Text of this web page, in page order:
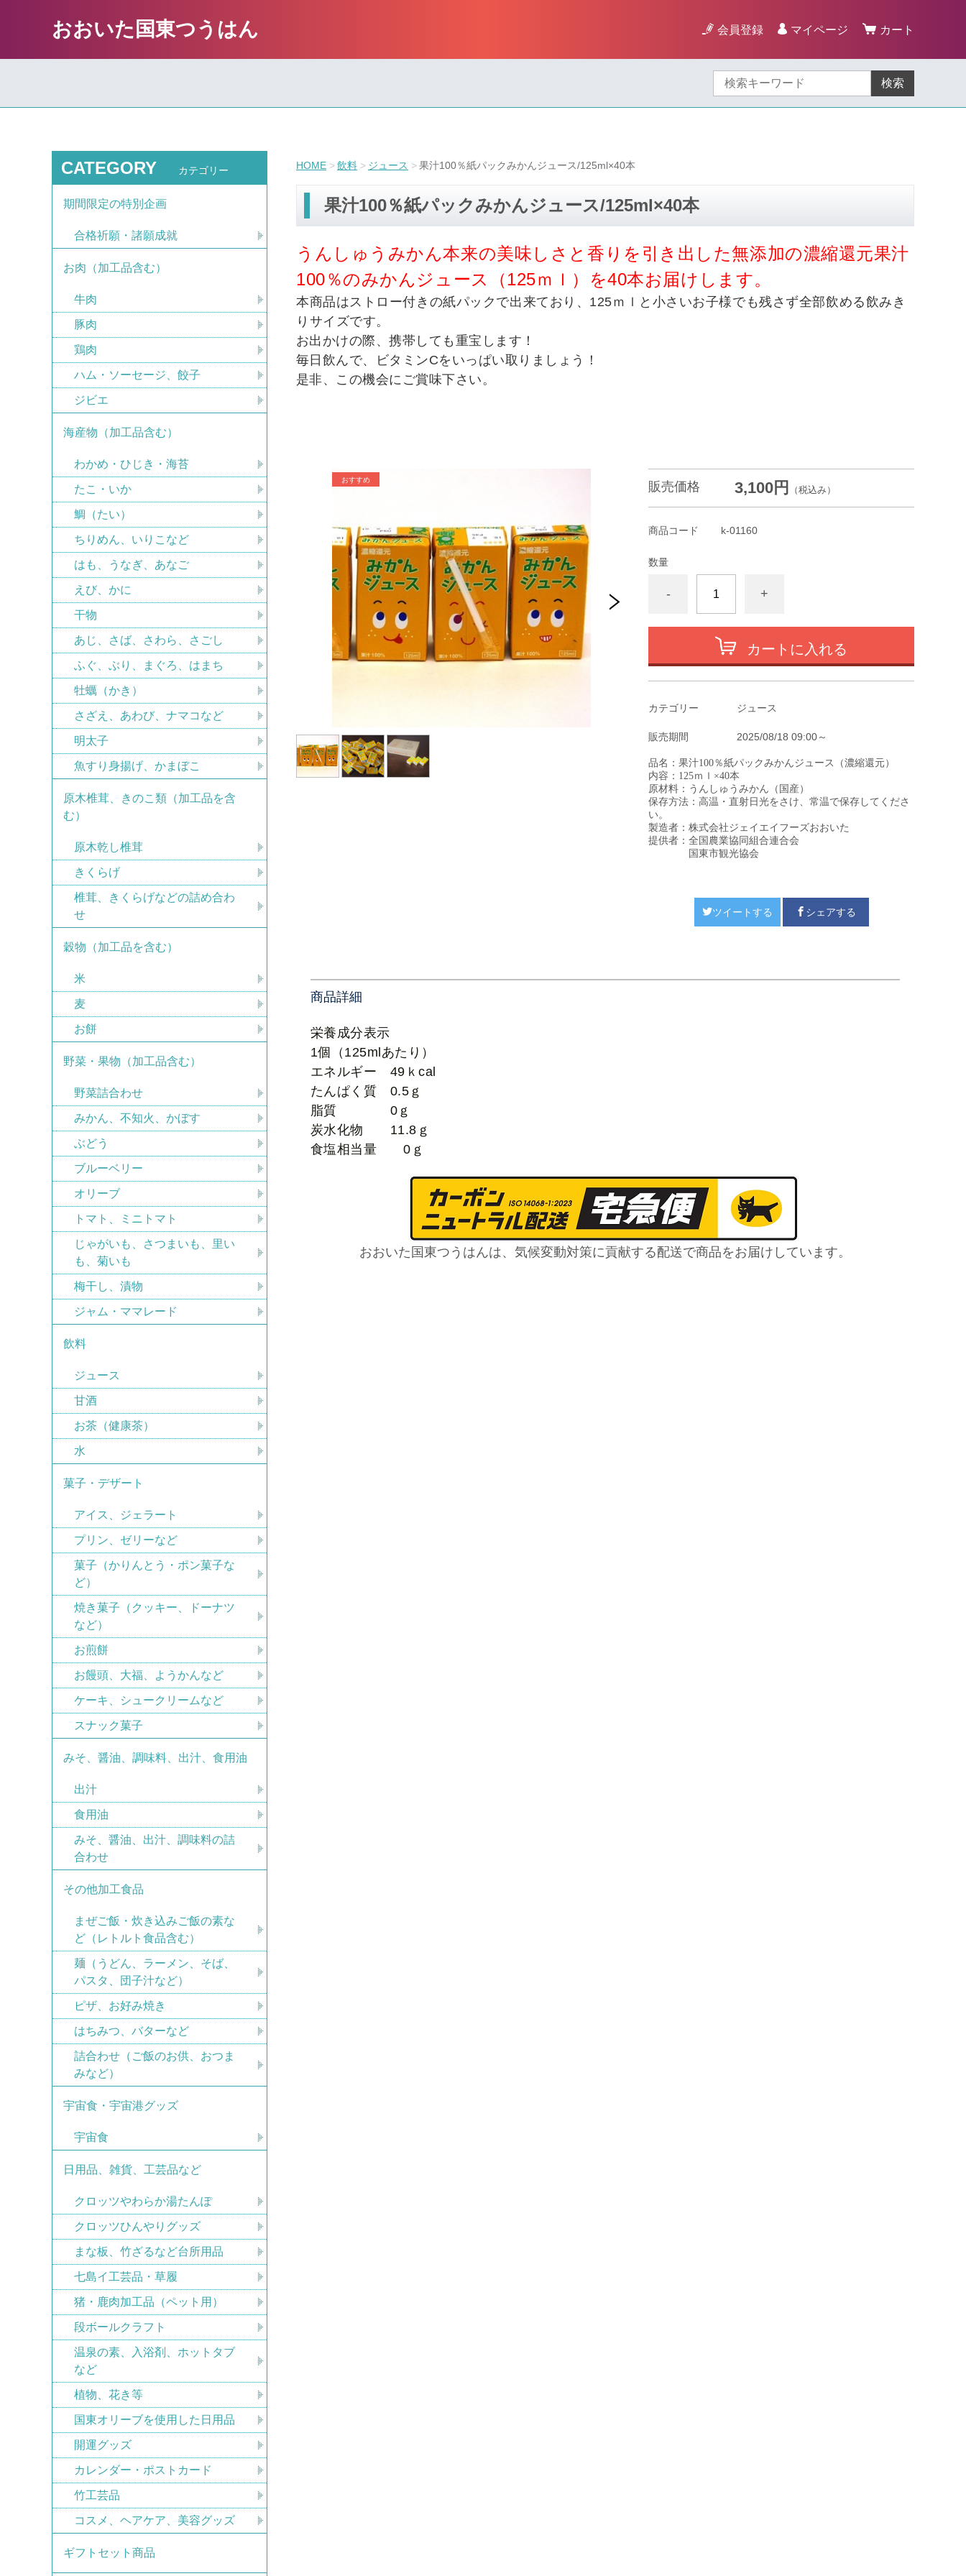
おおいた国東つうはん 会員登録 マイページ カート
検索
HOME 飲料 ジュース 果汁100％紙パックみかんジュース/125ml×40本
果汁100％紙パックみかんジュース/125ml×40本
うんしゅうみかん本来の美味しさと香りを引き出した無添加の濃縮還元果汁
100％のみかんジュース（125ｍｌ）を40本お届けします。
本商品はストロー付きの紙パックで出来ており、125ｍｌと小さいお子様でも残さず全部飲める飲みき
りサイズです。
お出かけの際、携帯しても重宝します！
毎日飲んで、ビタミンCをいっぱい取りましょう！
是非、この機会にご賞味下さい。
販売価格 3,100円 （税込み）
商品コード k-01160
数量
- +
カートに入れる
カテゴリー ジュース
販売期間 2025/08/18 09:00～
品名：果汁100％紙パックみかんジュース （濃縮還元）
内容： 125ｍｌ×40本
原材料：うんしゅうみかん（国産）
保存方法：高温・直射日光をさけ、常温で保存してくださ
い。
製造者：株式会社ジェイエイフーズおおいた
提供者：全国農業協同組合連合会
国東市観光協会
ツイートする シェアする
商品詳細
栄養成分表示
1個（125mlあたり）
エネルギー 49ｋcal
たんぱく質 0.5ｇ
脂質 0ｇ
炭水化物 11.8ｇ
食塩相当量 0ｇ
おおいた国東つうはんは、気候変動対策に貢献する配送で商品をお届けしています。
CATEGORY カテゴリー
期間限定の特別企画
合格祈願・諸願成就
お肉（加工品含む）
牛肉
豚肉
鶏肉
ハム・ソーセージ、餃子
ジビエ
海産物（加工品含む）
わかめ・ひじき・海苔
たこ・いか
鯛（たい）
ちりめん、いりこなど
はも、うなぎ、あなご
えび、かに
干物
あじ、さば、さわら、さごし
ふぐ、ぶり、まぐろ、はまち
牡蠣（かき）
さざえ、あわび、ナマコなど
明太子
魚すり身揚げ、かまぼこ
原木椎茸、きのこ類（加工品を含
む）
原木乾し椎茸
きくらげ
椎茸、きくらげなどの詰め合わ
せ
穀物（加工品を含む）
米
麦
お餅
野菜・果物（加工品含む）
野菜詰合わせ
みかん、不知火、かぼす
ぶどう
ブルーベリー
オリーブ
トマト、ミニトマト
じゃがいも、さつまいも、里い
も、菊いも
梅干し、漬物
ジャム・ママレード
飲料
ジュース
甘酒
お茶（健康茶）
水
菓子・デザート
アイス、ジェラート
プリン、ゼリーなど
菓子（かりんとう・ポン菓子な
ど）
焼き菓子（クッキー、ドーナツ
など）
お煎餅
お饅頭、大福、ようかんなど
ケーキ、シュークリームなど
スナック菓子
みそ、醤油、調味料、出汁、食用油
出汁
食用油
みそ、醤油、出汁、調味料の詰
合わせ
その他加工食品
まぜご飯・炊き込みご飯の素な
ど（レトルト食品含む）
麺（うどん、ラーメン、そば、
パスタ、団子汁など）
ピザ、お好み焼き
はちみつ、バターなど
詰合わせ（ご飯のお供、おつま
みなど）
宇宙食・宇宙港グッズ
宇宙食
日用品、雑貨、工芸品など
クロッツやわらか湯たんぽ
クロッツひんやりグッズ
まな板、竹ざるなど台所用品
七島イ工芸品・草履
猪・鹿肉加工品（ペット用）
段ボールクラフト
温泉の素、入浴剤、ホットタブ
など
植物、花き等
国東オリーブを使用した日用品
開運グッズ
カレンダー・ポストカード
竹工芸品
コスメ、ヘアケア、美容グッズ
ギフトセット商品